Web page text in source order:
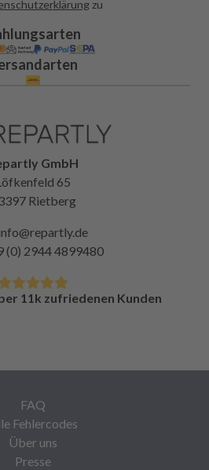
zu
GmbH
65
Rietberg
(0) 2944 4899480
11k zufriedenen Kunden
FAQ
Fehlercodes
Über uns
Presse